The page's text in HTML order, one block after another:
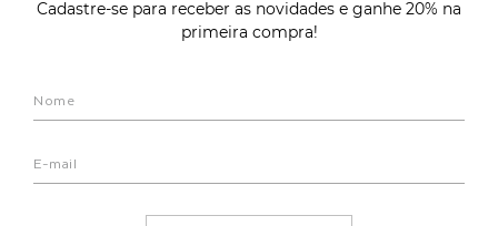
Cadastre-se para receber as novidades e ganhe 20% na
primeira compra!